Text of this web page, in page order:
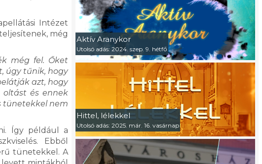
Intézet
még
még fel. Őket
úgy tűnik, hogy
azt, hogy
oltást és ennek
tünetekkel nem
Így például a
Ebből
tünetekkel. A
Aktív Aranykor
Utolsó adás: 2024. szep. 9. hétfő
Hittel, lélekkel
Utolsó adás: 2025. már. 16. vasárnap